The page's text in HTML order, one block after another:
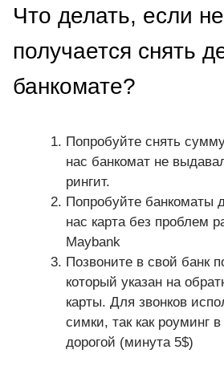
Что делать, если не
получается снять
банкомате?
Попробуйте снять
нас банкомат не
рингит.
Попробуйте банкоматы
нас карта без проблем
Maybank
Позвоните в свой банк
который указан на
карты. Для звонков
симки, так как роуминг
дорогой (минута 5$)